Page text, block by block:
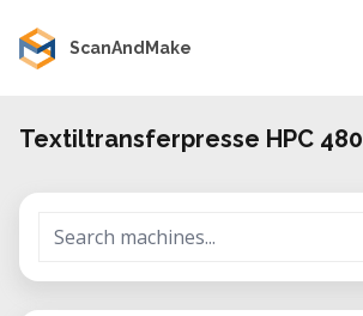
ScanAndMake
Textiltransferpresse HPC 480